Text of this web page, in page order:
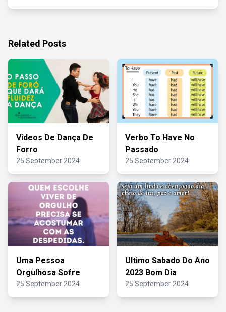
Related Posts
Videos De Dança De
Forro
25 September 2024
Verbo To Have No
Passado
25 September 2024
Uma Pessoa
Orgulhosa Sofre
25 September 2024
Ultimo Sabado Do Ano
2023 Bom Dia
25 September 2024